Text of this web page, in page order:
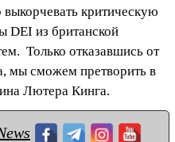
критическую
DEI из британской
Только отказавшись от
мы сможем претворить в
Лютера Кинга.